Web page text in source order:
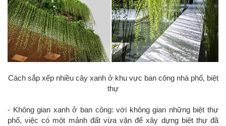
Cách sắp xếp nhiều cây xanh ở khu vực ban công nhà phố, biệt
thự
- Không gian xanh ở ban công: với không gian những biệt thự
phố, việc có một mảnh đất vừa vặn để xây dựng biệt thự đã